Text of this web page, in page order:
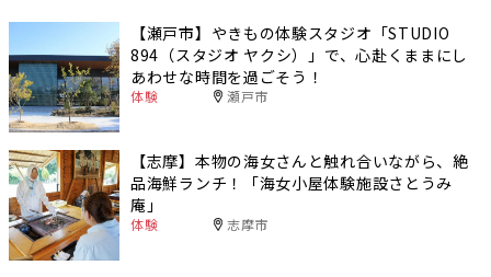
【瀬戸市】やきもの体験スタジオ「STUDIO
894（スタジオ ヤクシ）」で、心赴くままにし
あわせな時間を過ごそう！
体験 瀬戸市
【志摩】本物の海女さんと触れ合いながら、絶
品海鮮ランチ！「海女小屋体験施設さとうみ
庵」
体験 志摩市